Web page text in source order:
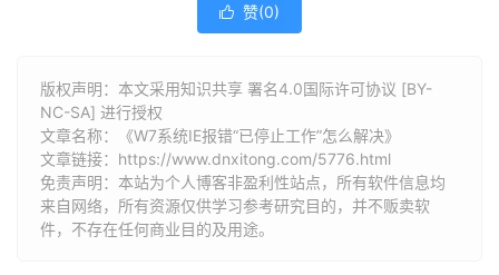
 赞(0)
版权声明：本文采用知识共享 署名4.0国际许可协议 [BY-
NC-SA] 进行授权
文章名称：《W7系统IE报错“已停止工作”怎么解决》
文章链接： https://www.dnxitong.com/5776.html
免责声明：本站为个人博客非盈利性站点，所有软件信息均
来自网络，所有资源仅供学习参考研究目的，并不贩卖软
件，不存在任何商业目的及用途。